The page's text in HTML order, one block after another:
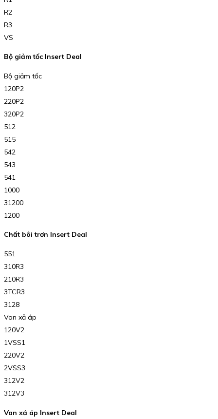
R2
R3
VS
Bộ giảm tốc Insert Deal
Bộ giảm tốc
120P2
220P2
320P2
512
515
542
543
541
1000
31200
1200
Chất bôi trơn Insert Deal
551
310R3
210R3
3TCR3
3128
Van xả áp
120V2
1VSS1
220V2
2VSS3
312V2
312V3
Van xả áp Insert Deal